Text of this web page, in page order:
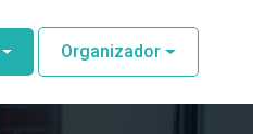
Organizador